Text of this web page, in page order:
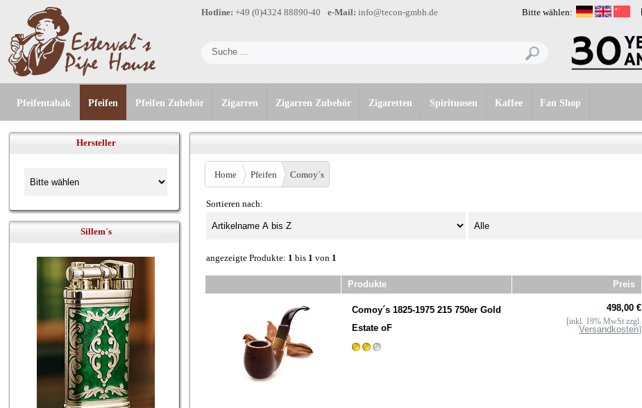
Bitte wählen:
Hotline: +49 (0)4324 88890-40 e-Mail: info@tecon-gmbh.de
Pfeifentabak Pfeifen Pfeifen Zubehör Zigarren Zigarren Zubehör Zigaretten Spirituosen Kaffee Fan Shop
Hersteller
Sillem´s
Home Pfeifen Comoy´s
Sortieren nach:
angezeigte Produkte: 1 bis 1 von 1
Produkte Preis
Comoy´s 1825-1975 215 750er Gold
Estate oF
498,00 €
[inkl. 19% MwSt zzgl.
Versandkosten]